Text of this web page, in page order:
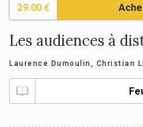
29.00 €
Les audiences à
Laurence Dumoulin, Christian